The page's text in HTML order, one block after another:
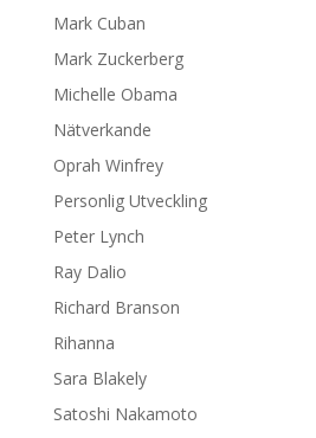
Mark Cuban
Mark Zuckerberg
Michelle Obama
Nätverkande
Oprah Winfrey
Personlig Utveckling
Peter Lynch
Ray Dalio
Richard Branson
Rihanna
Sara Blakely
Satoshi Nakamoto